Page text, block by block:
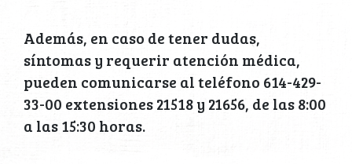
Además, en caso de tener dudas,
síntomas y requerir atención médica,
pueden comunicarse al teléfono 614-429-
33-00 extensiones 21518 y 21656, de las 8:00
a las 15:30 horas.